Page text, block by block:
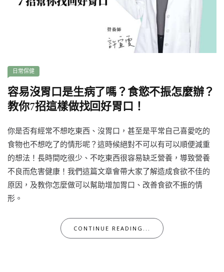
日常保健
容易沒胃口是生病了嗎？食慾不振怎麼辦？
教你7招這樣做找回好胃口！
你是否有經常不想吃東西、沒胃口，甚至是平常自己喜愛吃的
食物也不想吃了的情形呢？這時候絕對不可以有可以順便減重
的想法！長時間吃很少、不吃東西很容易缺乏營養，導致營養
不良而危害健康！我們這篇文章會帶大家了解造成食欲不佳的
原因，及教你怎麼做可以幫助增加胃口、改善食欲不振的情
形。
CONTINUE READING...